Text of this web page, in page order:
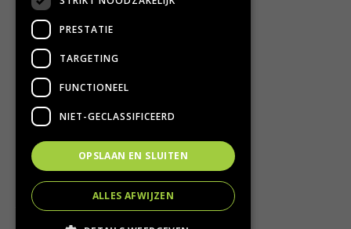
Algemene voorwaarden
Privacy Policy
Privacy statement
CONTACT
Groencentrum Hoogeveen
Nijstad 11
7909 HS Hoogeveen
0528-251380
info@groencentrumhoogeveen.nl
PRESTATIE
TARGETING
FUNCTIONEEL
NIET-GECLASSIFICEERD
OPSLAAN EN SLUITEN
ALLES AFWIJZEN